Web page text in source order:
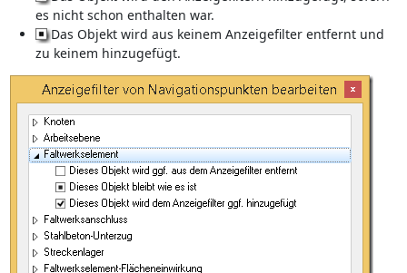
es nicht schon enthalten war.
Das Objekt wird aus keinem Anzeigefilter entfernt und
zu keinem hinzugefügt.